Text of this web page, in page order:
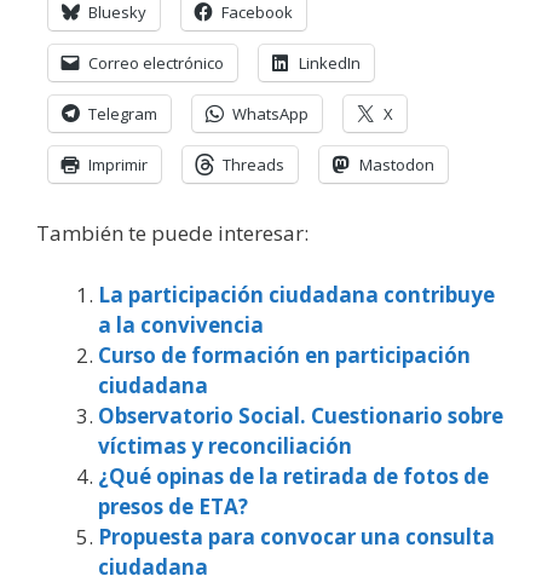
Bluesky Facebook
Correo electrónico LinkedIn
Telegram WhatsApp X
Imprimir Threads Mastodon
También te puede interesar:
La participación ciudadana contribuye
a la convivencia
Curso de formación en participación
ciudadana
Observatorio Social. Cuestionario sobre
víctimas y reconciliación
¿Qué opinas de la retirada de fotos de
presos de ETA?
Propuesta para convocar una consulta
ciudadana